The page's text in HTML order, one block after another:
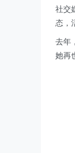
社交
态，
去年
她再